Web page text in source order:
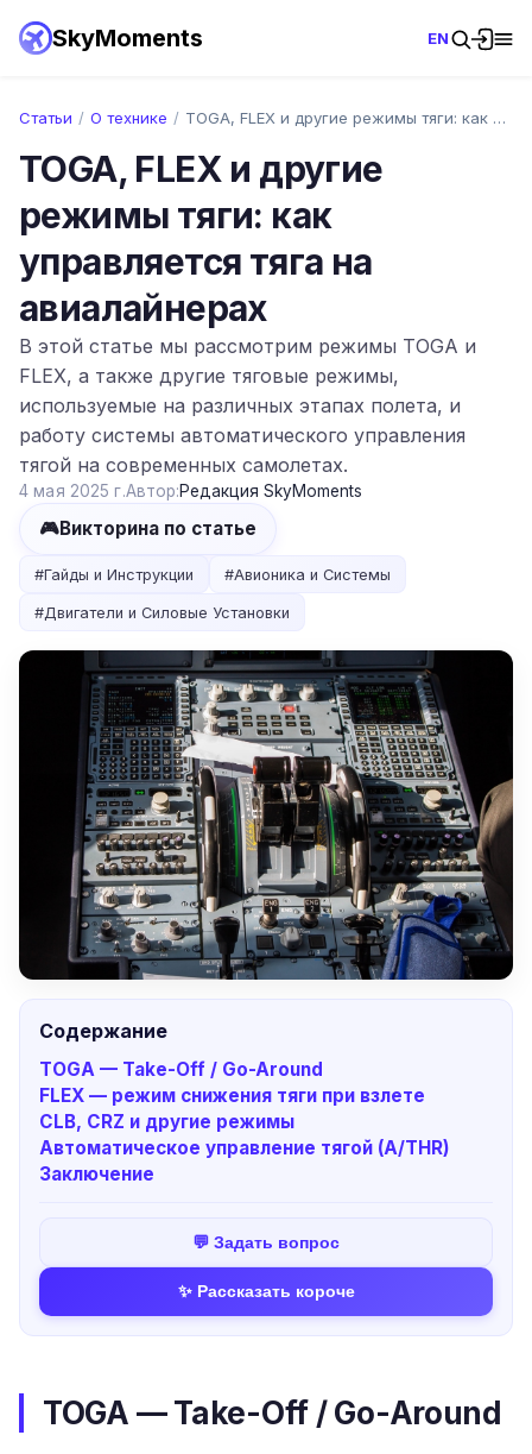
SkyMoments EN
Статьи / О технике / TOGA, FLEX и другие режимы тяги: как упр…
TOGA, FLEX и другие
режимы тяги: как
управляется тяга на
авиалайнерах
В этой статье мы рассмотрим режимы TOGA и
FLEX, а также другие тяговые режимы,
используемые на различных этапах полета, и
работу системы автоматического управления
тягой на современных самолетах.
4 мая 2025 г.Автор:Редакция SkyMoments
🎮Викторина по статье
#Гайды и Инструкции #Авионика и Системы
#Двигатели и Силовые Установки
Содержание
TOGA — Take-Off / Go-Around
FLEX — режим снижения тяги при взлете
CLB, CRZ и другие режимы
Автоматическое управление тягой (A/THR)
Заключение
💬 Задать вопрос
✨ Рассказать короче
TOGA — Take-Off / Go-Around